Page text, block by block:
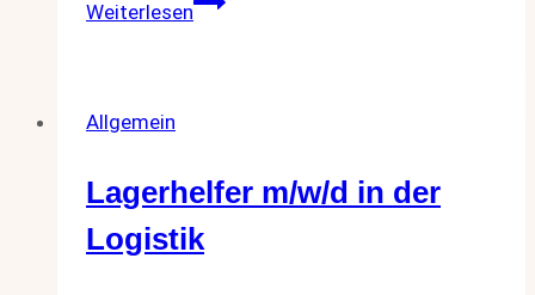
Weiterlesen
Allgemein
Lagerhelfer m/w/d in der
Logistik